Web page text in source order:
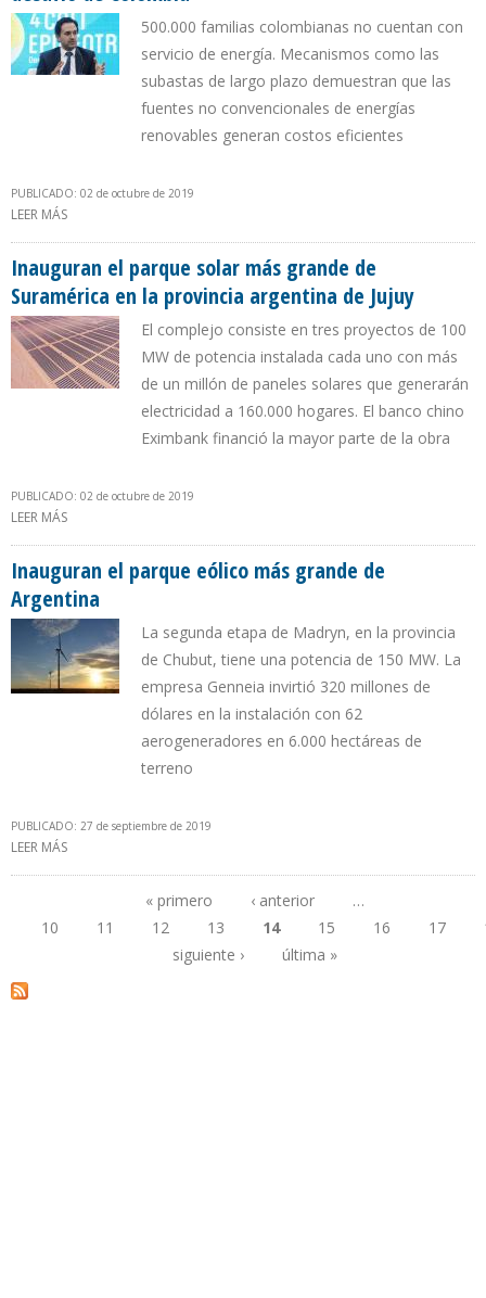
500.000 familias colombianas no cuentan con
servicio de energía. Mecanismos como las
subastas de largo plazo demuestran que las
fuentes no convencionales de energías
renovables generan costos eficientes
PUBLICADO: 02 de octubre de 2019
LEER MÁS
Inauguran el parque solar más grande de
Suramérica en la provincia argentina de Jujuy
El complejo consiste en tres proyectos de 100
MW de potencia instalada cada uno con más
de un millón de paneles solares que generarán
electricidad a 160.000 hogares. El banco chino
Eximbank financió la mayor parte de la obra
PUBLICADO: 02 de octubre de 2019
LEER MÁS
Inauguran el parque eólico más grande de
Argentina
La segunda etapa de Madryn, en la provincia
de Chubut, tiene una potencia de 150 MW. La
empresa Genneia invirtió 320 millones de
dólares en la instalación con 62
aerogeneradores en 6.000 hectáreas de
terreno
PUBLICADO: 27 de septiembre de 2019
LEER MÁS
Páginas
« primero ‹ anterior
…
10
11 12 13 14 15 16 17
siguiente ›
última »